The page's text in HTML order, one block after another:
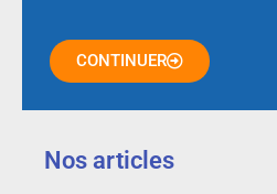
CONTINUER
Nos articles